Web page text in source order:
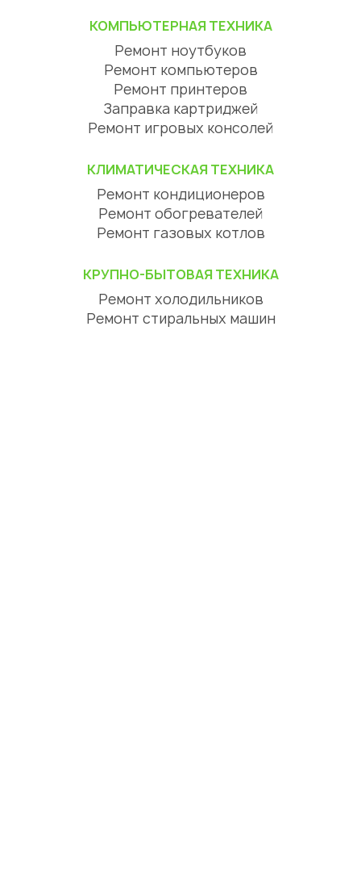
КОМПЬЮТЕРНАЯ ТЕХНИКА
Ремонт ноутбуков
Ремонт компьютеров
Ремонт принтеров
Заправка картриджей
Ремонт игровых консолей
КЛИМАТИЧЕСКАЯ ТЕХНИКА
Ремонт кондиционеров
Ремонт обогревателей
Ремонт газовых котлов
КРУПНО-БЫТОВАЯ ТЕХНИКА
Ремонт холодильников
Ремонт стиральных машин